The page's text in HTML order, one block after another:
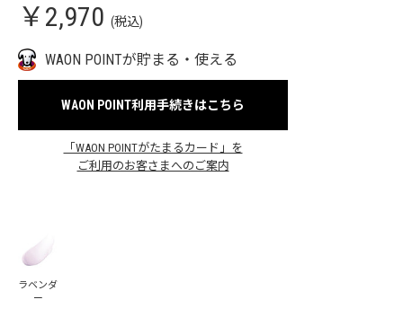
￥2,970 (税込)
WAON POINTが貯まる・使える
WAON POINT利用手続きはこちら
「WAON POINTがたまるカード」を
ご利用のお客さまへのご案内
ラベンダ
ー